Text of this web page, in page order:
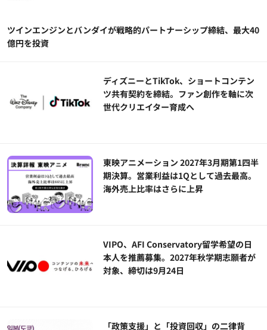
ツインエンジンとバンダイが戦略的パートナーシップ締結、最大40
億円を投資
ディズニーとTikTok、ショートコンテン
ツ共有契約を締結。ファン創作を軸に次
世代クリエイター育成へ
東映アニメーション 2027年3月期第1四半
期決算。営業利益は1Qとして過去最高。
海外売上比率はさらに上昇
VIPO、AFI Conservatory留学希望の日
本人を推薦募集。2027年秋学期志願者が
対象、締切は9月24日
「政策支援」と「投資回収」の二律背